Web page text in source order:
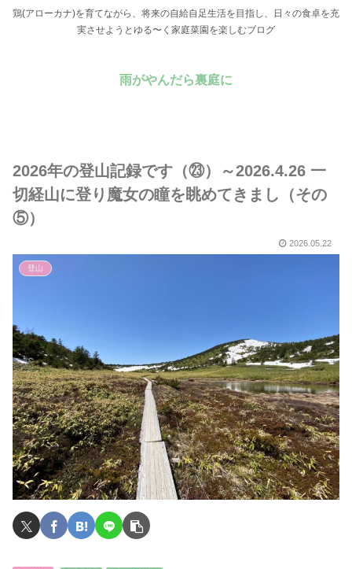
鶏(アローカナ)を育てながら、将来の自給自足生活を目指し、日々の食卓を充
実させようとゆる〜く家庭菜園を楽しむブログ
雨がやんだら裏庭に
2026年の登山記録です（㉓）～2026.4.26 一
切経山に登り魔女の瞳を眺めてきまし（その
⑤）
2026.05.22
登山